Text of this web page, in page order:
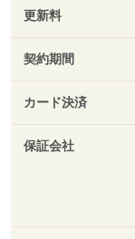
更新料
契約期間
カード決済
保証会社